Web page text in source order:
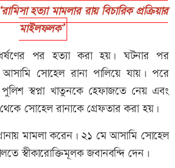
হত্যা মামলার রায় বিচারিক প্রক্রিয়ার
মাইলফলক’
পর হত্যা করা হয়। ঘটনার পর
আসামি সোহেল রানা পালিয়ে যায়। পরে
স্বপ্না খাতুনকে হেফাজতে নেয় এবং
সোহেল রানাকে গ্রেফতার করা হয়।
থানায় মামলা করেন। ২১ মে আসামি সোহেল
স্বীকারোক্তিমূলক জবানবন্দি দেন।